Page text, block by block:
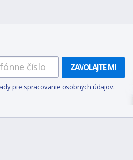
ZAVOLAJTE MI
pre spracovanie osobných údajov.